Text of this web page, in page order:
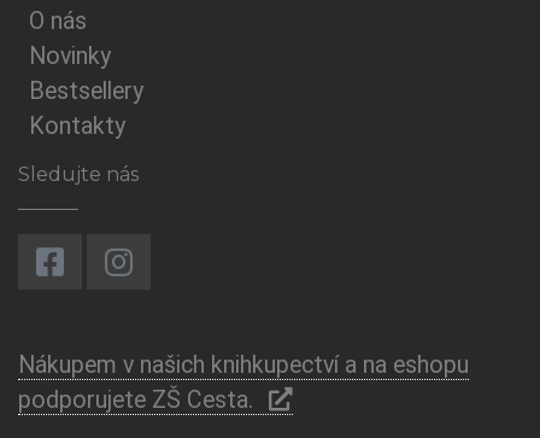
O nás
Novinky
Bestsellery
Kontakty
Sledujte nás
Nákupem v našich knihkupectví a na eshopu
podporujete ZŠ Cesta.